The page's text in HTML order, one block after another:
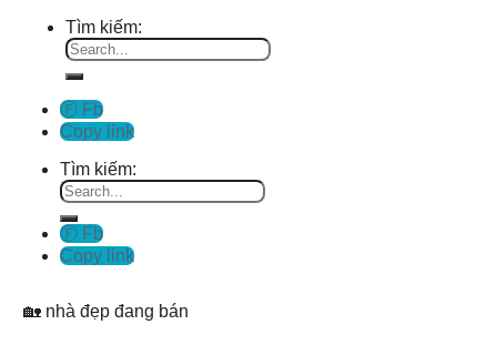
Tìm kiếm:
Ⓕ Fb
Copy link
Tìm kiếm:
Ⓕ Fb
Copy link
🏡 nhà đẹp đang bán